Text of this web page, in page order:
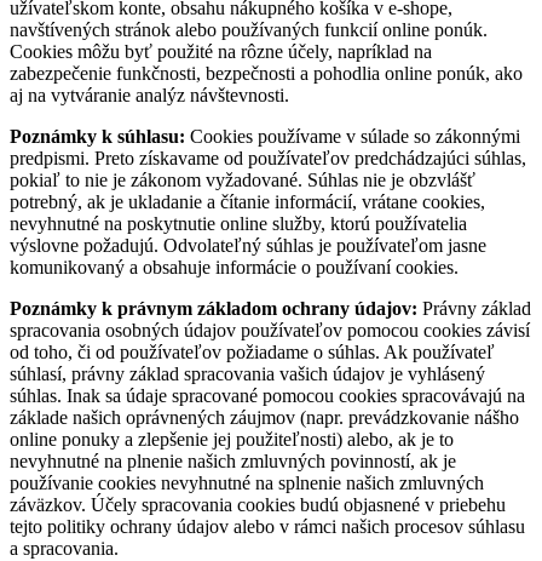
užívateľskom konte, obsahu nákupného košíka v e-shope,
navštívených stránok alebo používaných funkcií online ponúk.
Cookies môžu byť použité na rôzne účely, napríklad na
zabezpečenie funkčnosti, bezpečnosti a pohodlia online ponúk, ako
aj na vytváranie analýz návštevnosti.
Poznámky k súhlasu: Cookies používame v súlade so zákonnými
predpismi. Preto získavame od používateľov predchádzajúci súhlas,
pokiaľ to nie je zákonom vyžadované. Súhlas nie je obzvlášť
potrebný, ak je ukladanie a čítanie informácií, vrátane cookies,
nevyhnutné na poskytnutie online služby, ktorú používatelia
výslovne požadujú. Odvolateľný súhlas je používateľom jasne
komunikovaný a obsahuje informácie o používaní cookies.
Poznámky k právnym základom ochrany údajov: Právny základ
spracovania osobných údajov používateľov pomocou cookies závisí
od toho, či od používateľov požiadame o súhlas. Ak používateľ
súhlasí, právny základ spracovania vašich údajov je vyhlásený
súhlas. Inak sa údaje spracované pomocou cookies spracovávajú na
základe našich oprávnených záujmov (napr. prevádzkovanie nášho
online ponuky a zlepšenie jej použiteľnosti) alebo, ak je to
nevyhnutné na plnenie našich zmluvných povinností, ak je
používanie cookies nevyhnutné na splnenie našich zmluvných
záväzkov. Účely spracovania cookies budú objasnené v priebehu
tejto politiky ochrany údajov alebo v rámci našich procesov súhlasu
a spracovania.